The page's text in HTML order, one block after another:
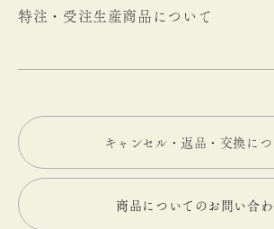
特注・受注生産商品について
キャンセル・返品・交換につ
商品についてのお問い合わ